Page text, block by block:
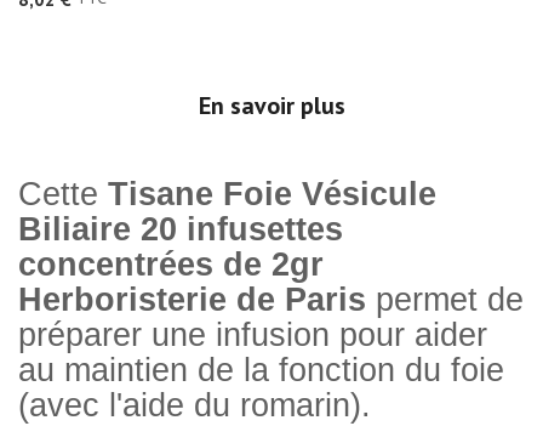
En savoir plus
Cette Tisane Foie Vésicule
Biliaire 20 infusettes
concentrées de 2gr
Herboristerie de Paris permet de
préparer une infusion pour aider
au maintien de la fonction du foie
(avec l'aide du romarin).